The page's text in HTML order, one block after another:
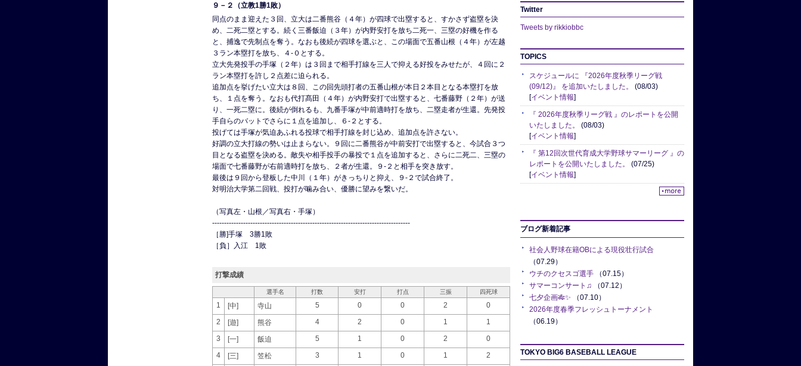
９－２（立教1勝1敗）
同点のまま迎えた３回、立大は二番熊谷（４年）が四球で出塁すると、すかさず盗塁を決
め、二死二塁とする。続く三番飯迫（３年）が内野安打を放ち二死一、三塁の好機を作る
と、捕逸で先制点を奪う。なおも後続が四球を選ぶと、この場面で五番山根（４年）が左越
３ラン本塁打を放ち、４-０とする。
立大先発投手の手塚（２年）は３回まで相手打線を三人で抑える好投をみせたが、４回に２
ラン本塁打を許し２点差に迫られる。
追加点を挙げたい立大は８回、この回先頭打者の五番山根が本日２本目となる本塁打を放
ち、１点を奪う。なおも代打髙田（４年）が内野安打で出塁すると、七番藤野（２年）が送
り、一死二塁に。後続が倒れるも、九番手塚が中前適時打を放ち、二塁走者が生還。先発投
手自らのバットでさらに１点を追加し、６-２とする。
投げては手塚が気迫あふれる投球で相手打線を封じ込め、追加点を許さない。
好調の立大打線の勢いは止まらない。９回に二番熊谷が中前安打で出塁すると、今試合３つ
目となる盗塁を決める。敵失や相手投手の暴投で１点を追加すると、さらに二死二、三塁の
場面で七番藤野が右前適時打を放ち、２者が生還。９-２と相手を突き放す。
最後は９回から登板した中川（１年）がきっちりと抑え、９-２で試合終了。
対明治大学第二回戦、投打が噛み合い、優勝に望みを繋いだ。
（写真左・山根／写真右・手塚）
-----------------------------------------------------------------------------------
［勝]手塚 3勝1敗
［負］入江 1敗
打撃成績
選手名 打数 安打 打点 三振 四死球
1 [中] 寺山 5 0 0 2
0
2
[遊] 熊谷 4 2 0 1
1
3
[一] 飯迫 5 1 0 2
0
4
[三] 笠松 3 1 0 1 2
Twitter
Tweets by rikkiobbc
TOPICS
スケジュールに 『2026年度秋季リーグ戦
(09/12)』 を追加いたしました。 (08/03)
[イベント情報]
『 2026年度秋季リーグ戦 』のレポートを公開
いたしました。 (08/03)
[イベント情報]
『 第12回次世代育成大学野球サマーリーグ 』の
レポートを公開いたしました。 (07/25)
[イベント情報]
ブログ新着記事
社会人野球在籍OBによる現役壮行試合
（07.29）
ウチのクセスゴ選手 （07.15）
サマーコンサート♫ （07.12）
七夕企画🎋✨ （07.10）
2026年度春季フレッシュトーナメント
（06.19）
TOKYO BIG6 BASEBALL LEAGUE